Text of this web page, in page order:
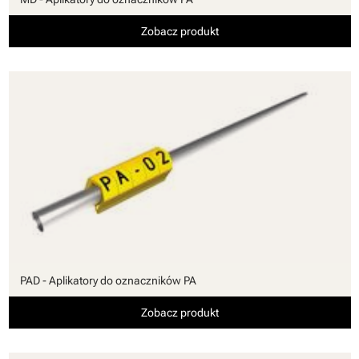
Zobacz produkt
PAD - Aplikatory do oznaczników PA
Zobacz produkt